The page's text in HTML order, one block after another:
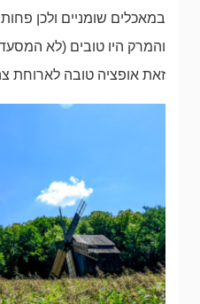
במאכלים שומניים ולכן
והמרק היו טובים (לא
זאת אופציה טובה לארוחת